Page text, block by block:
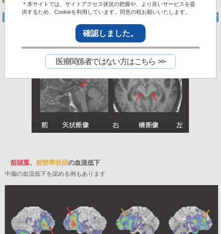
中脳被蓋の萎縮
前頭葉、 前部帯状回の血流低下
中脳の血流低下を認める例もあります
＊本サイトでは、サイトアクセス状況の把握や、より良いサービスを提
供するため、Cookieを利用しています。同意の程お願いいたします。
確認しました。
医療関係者ではない方はこちら